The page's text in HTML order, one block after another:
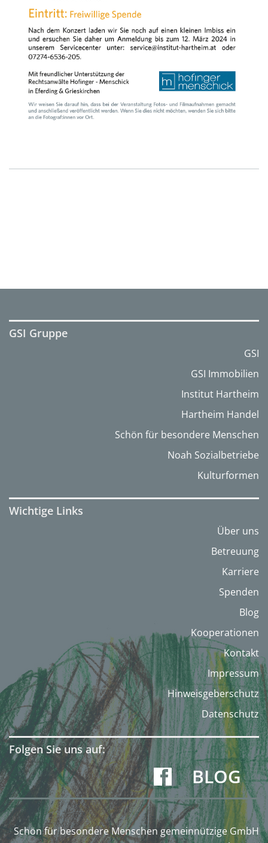
GSI Gruppe
GSI
GSI Immobilien
Institut Hartheim
Hartheim Handel
Schön für besondere Menschen
Noah Sozialbetriebe
Kulturformen
Wichtige Links
Über uns
Betreuung
Karriere
Spenden
Blog
Kooperationen
Kontakt
Impressum
Hinweisgeberschutz
Datenschutz
Folgen Sie uns auf:
BLOG
Schön für besondere Menschen gemeinnützige GmbH